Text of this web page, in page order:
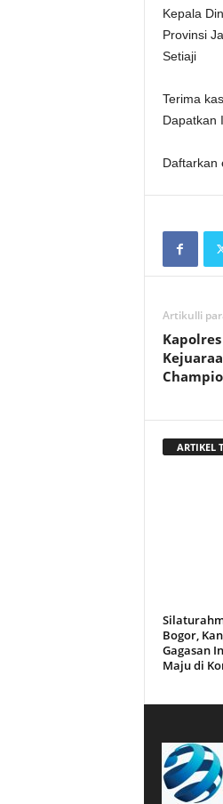
Kepala
Provinsi
Setiaji
Terima
Dapatkan
Daftarkan
Artikulli
ARTIKEL
Bogor,
Gagasan
Maju di